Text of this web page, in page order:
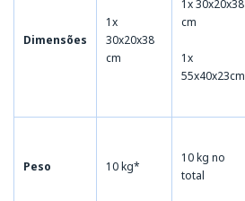
Dimensões
1x
30x20x38
cm
1x 30x20x38
cm
1x
55x40x23cm
Peso 10 kg*
10 kg no
total